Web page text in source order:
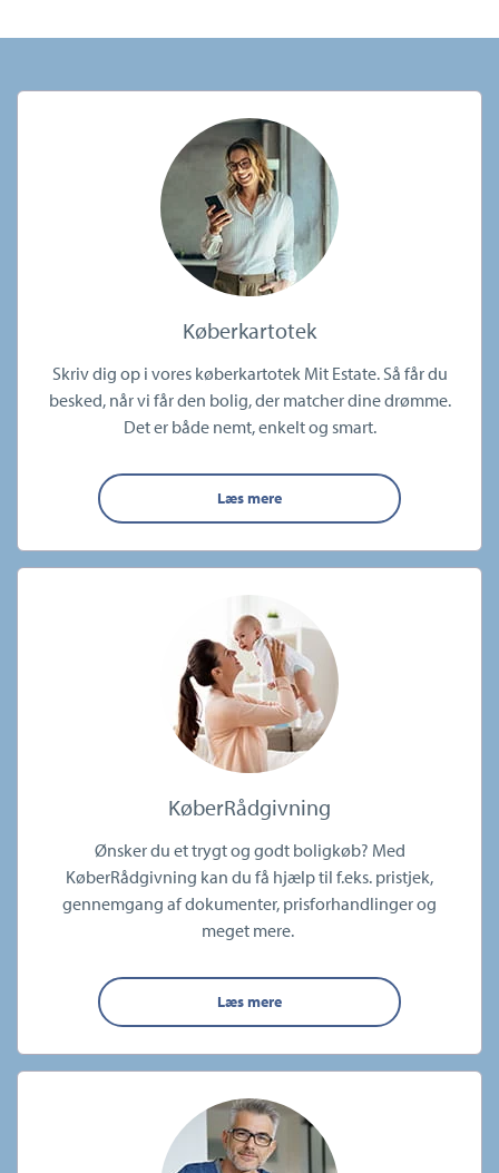
Køberkartotek
Skriv dig op i vores køberkartotek Mit Estate. Så får du
besked, når vi får den bolig, der matcher dine drømme.
Det er både nemt, enkelt og smart.
Læs mere
KøberRådgivning
Ønsker du et trygt og godt boligkøb? Med
KøberRådgivning kan du få hjælp til f.eks. pristjek,
gennemgang af dokumenter, prisforhandlinger og
meget mere.
Læs mere